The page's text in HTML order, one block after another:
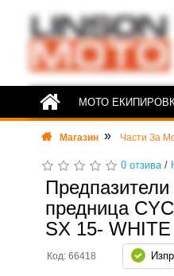
МОТО
Магазин Части За
0 отзива/
Предпазители
предница
SX 15- WHITE
Код: 66418